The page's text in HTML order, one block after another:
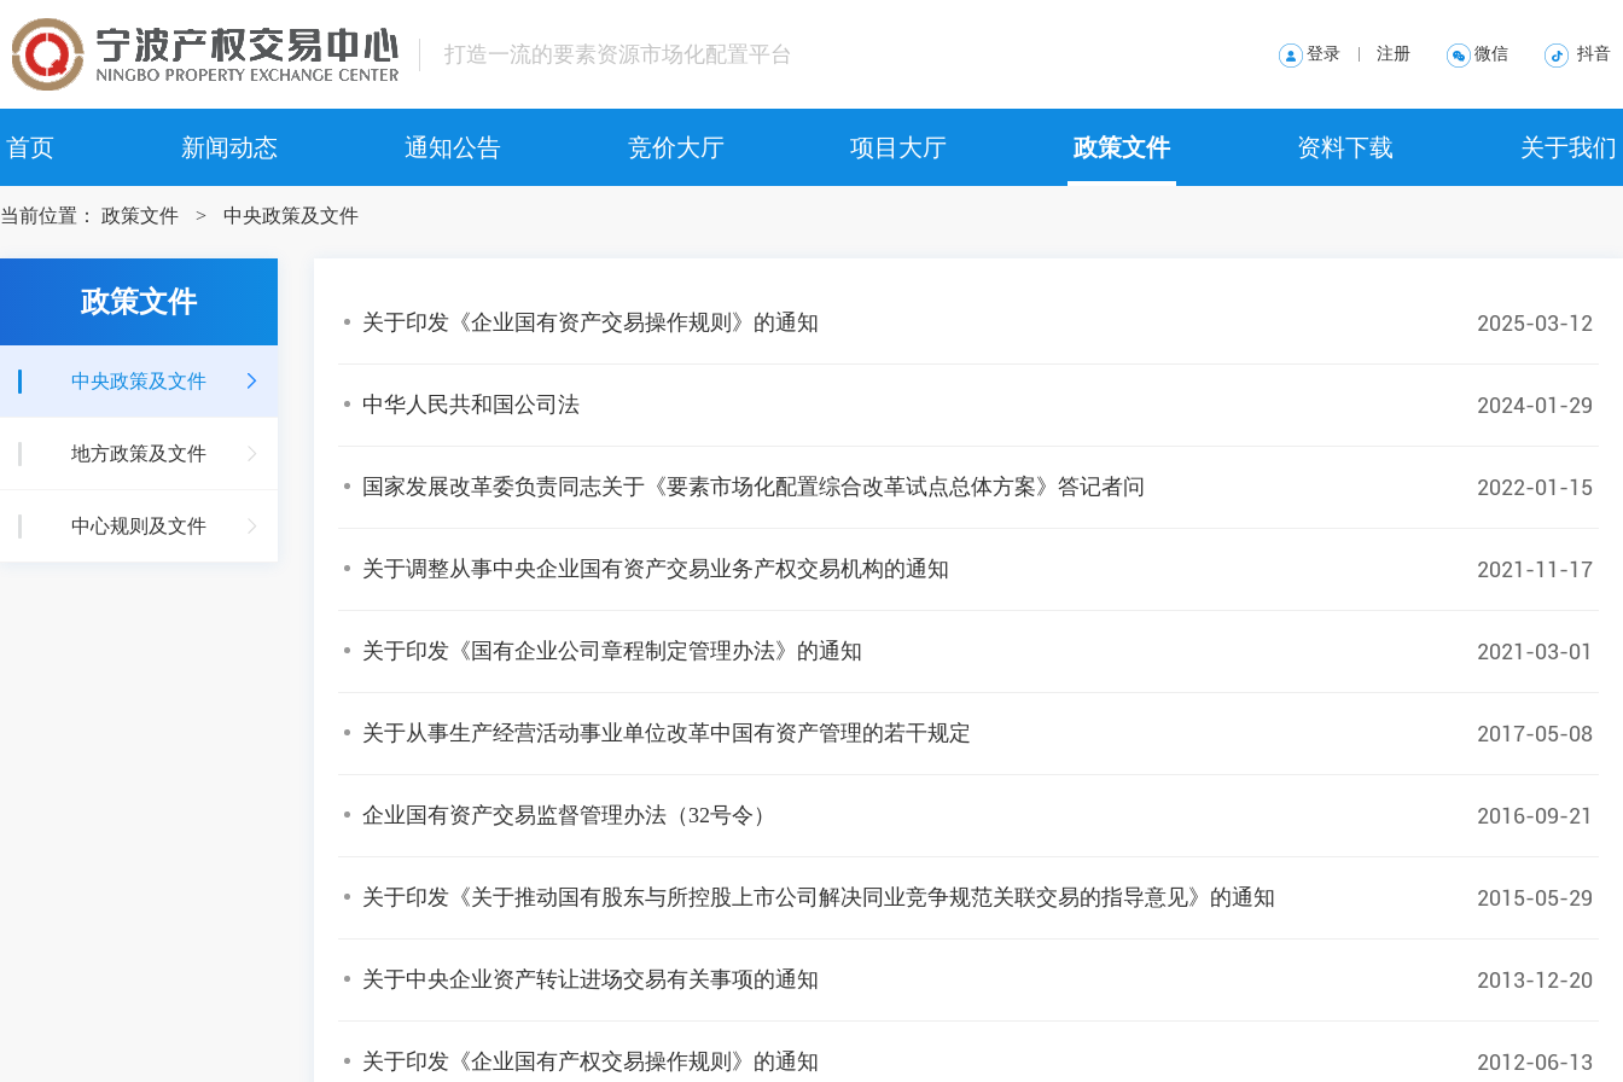
打造一流的要素资源市场化配置平台 登录 注册 微信 抖音
首页 新闻动态
中心动态
国资动态
通知公告
中止公告
竞价大厅 项目大厅 政策文件 资料下载 关于我们
地理位置
当前位置： 政策文件 > 中央政策及文件
政策文件
中央政策及文件
地方政策及文件
中心规则及文件
关于印发《企业国有资产交易操作规则》的通知 2025-03-12
中华人民共和国公司法 2024-01-29
国家发展改革委负责同志关于《要素市场化配置综合改革试点总体方案》答记者问 2022-01-15
关于调整从事中央企业国有资产交易业务产权交易机构的通知 2021-11-17
关于印发《国有企业公司章程制定管理办法》的通知 2021-03-01
关于从事生产经营活动事业单位改革中国有资产管理的若干规定 2017-05-08
企业国有资产交易监督管理办法（32号令） 2016-09-21
关于印发《关于推动国有股东与所控股上市公司解决同业竞争规范关联交易的指导意见》的通知 2015-05-29
关于中央企业资产转让进场交易有关事项的通知 2013-12-20
关于印发《企业国有产权交易操作规则》的通知 2012-06-13